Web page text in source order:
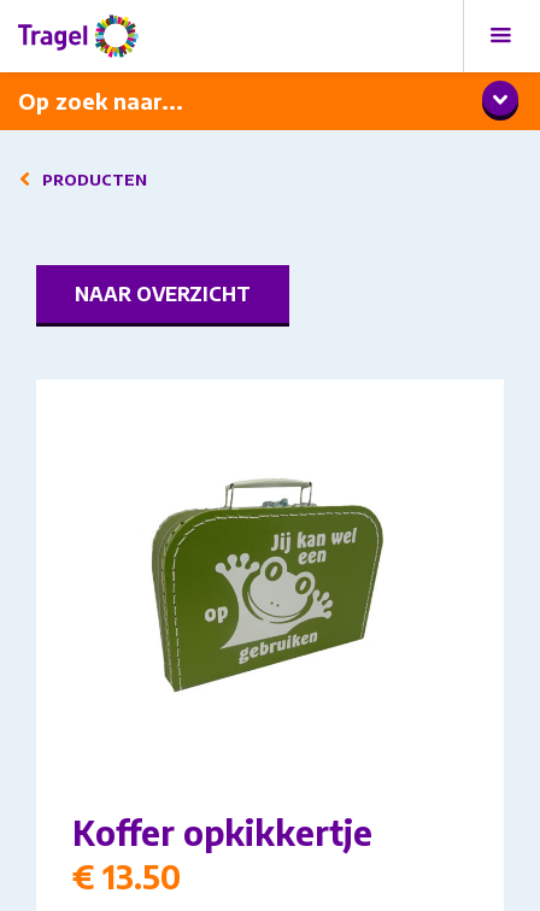
Op zoek naar...
Programma
Diner met wijnarrangement
PRODUCTEN
NAAR OVERZICHT
Koffer opkikkertje
€ 13.50